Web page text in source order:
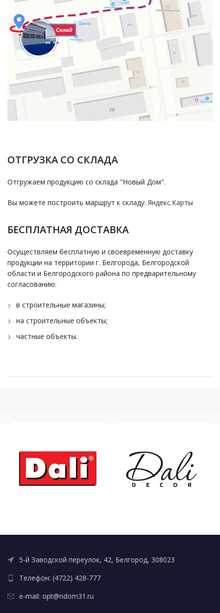
ОТГРУЗКА СО СКЛАДА
Отгружаем продукцию со склада "Новый Дом".
Вы можете построить маршрут к складу: Яндекс.Карты
БЕСПЛАТНАЯ ДОСТАВКА
Осуществляем бесплатную и своевременную доставку
продукции на территории г. Белгорода, Белгородской
области и Белгородского района по предварительному
согласованию:
в строительные магазины;
на строительные объекты;
частные объекты.
5-й Заводской переулок, 42, Белгород, 308023
Телефон: (4722) 428-777
e-mail: opt@ndom31.ru